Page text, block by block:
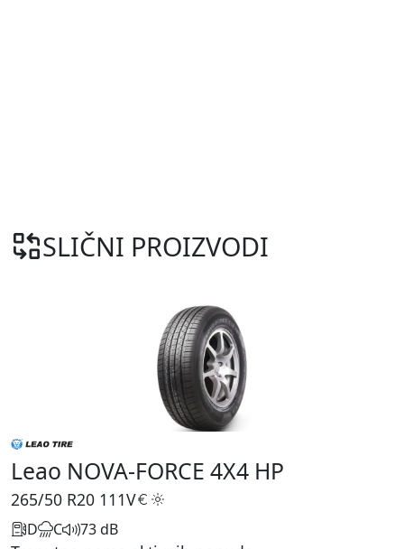
SLIČNI PROIZVODI
Leao NOVA-FORCE 4X4 HP
265/50 R20 111V
D C 73 dB